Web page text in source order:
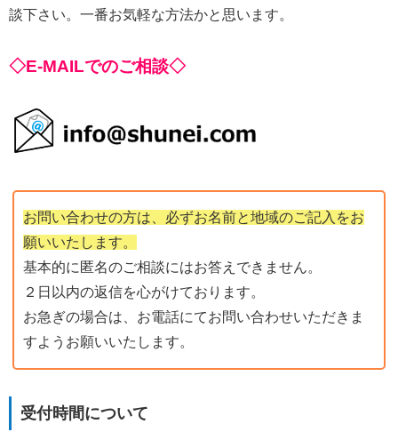
談下さい。一番お気軽な方法かと思います。
◇E-MAILでのご相談◇
お問い合わせの方は、必ずお名前と地域のご記入をお
願いいたします。
基本的に匿名のご相談にはお答えできません。
２日以内の返信を心がけております。
お急ぎの場合は、お電話にてお問い合わせいただきま
すようお願いいたします。
受付時間について